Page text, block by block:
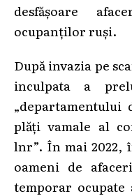
desfășoare
ocupanților ruși.
După invazia pe
inculpata a
„departamentului
plăți vamale al
lnr”. În mai 2022,
oameni de
temporar